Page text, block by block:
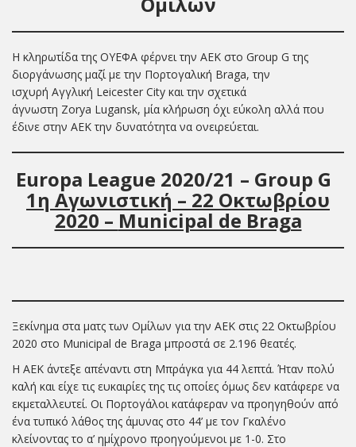
Η κληρωτίδα της ΟΥΕΦΑ φέρνει την ΑΕΚ στο Group G της
διοργάνωσης μαζί με την Πορτογαλική Braga, την
ισχυρή Αγγλική Leicester City και την σχετικά
άγνωστη Zorya Lugansk, μία κλήρωση όχι εύκολη αλλά που
έδινε στην ΑΕΚ την δυνατότητα να ονειρεύεται.
Europa League 2020/21 – Group G
1η Αγωνιστική – 22 Οκτωβρίου
2020 – Municipal de Braga
Ξεκίνημα στα ματς των Ομίλων για την ΑΕΚ στις 22 Οκτωβρίου
2020 στο Municipal de Braga μπροστά σε 2.196 θεατές.
Η ΑΕΚ άντεξε απέναντι στη Μπράγκα για 44 λεπτά. Ήταν πολύ
καλή και είχε τις ευκαιρίες της τις οποίες όμως δεν κατάφερε να
εκμεταλλευτεί. Οι Πορτογάλοι κατάφεραν να προηγηθούν από
ένα τυπικό λάθος της άμυνας στο 44’ με τον Γκαλένο
κλείνοντας το α’ ημίχρονο προηγούμενοι με 1-0. Στο